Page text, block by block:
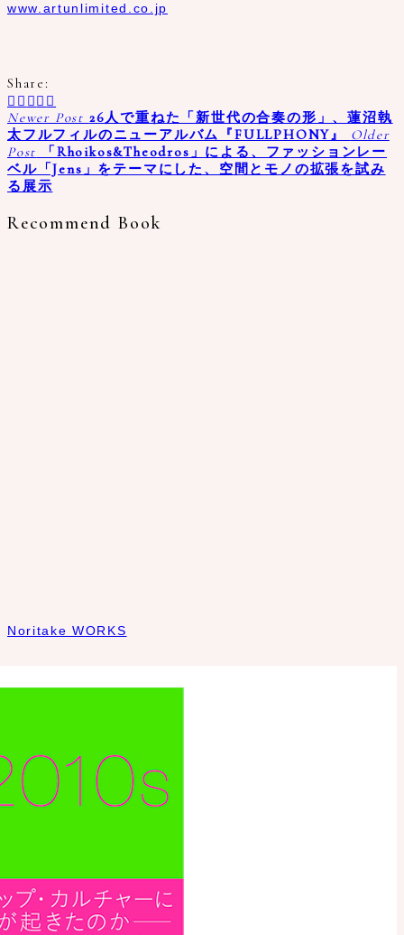
www.artunlimited.co.jp
Share:
Newer Post 26人で重ねた「新世代の合奏の形」、蓮沼執
太フルフィルのニューアルバム『FULLPHONY』 Older
Post
「Rhoikos&Theodros」による、ファッションレー
ベル「Jens」をテーマにした、空間とモノの拡張を試み
る展示
Recommend Book
Noritake WORKS